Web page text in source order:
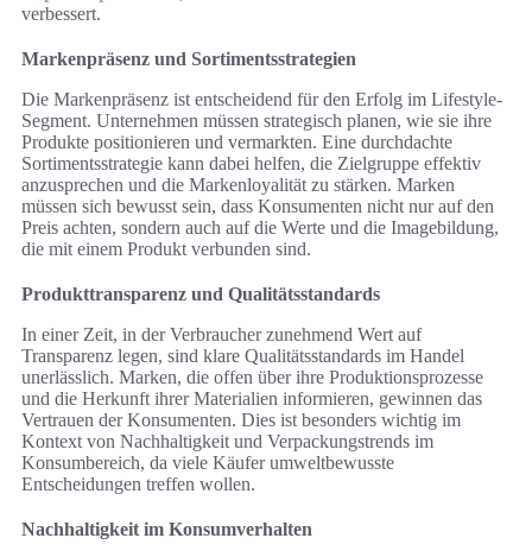
verbessert.
Markenpräsenz und Sortimentsstrategien
Die Markenpräsenz ist entscheidend für den Erfolg im Lifestyle-
Segment. Unternehmen müssen strategisch planen, wie sie ihre
Produkte positionieren und vermarkten. Eine durchdachte
Sortimentsstrategie kann dabei helfen, die Zielgruppe effektiv
anzusprechen und die Markenloyalität zu stärken. Marken
müssen sich bewusst sein, dass Konsumenten nicht nur auf den
Preis achten, sondern auch auf die Werte und die Imagebildung,
die mit einem Produkt verbunden sind.
Produkttransparenz und Qualitätsstandards
In einer Zeit, in der Verbraucher zunehmend Wert auf
Transparenz legen, sind klare Qualitätsstandards im Handel
unerlässlich. Marken, die offen über ihre Produktionsprozesse
und die Herkunft ihrer Materialien informieren, gewinnen das
Vertrauen der Konsumenten. Dies ist besonders wichtig im
Kontext von Nachhaltigkeit und Verpackungstrends im
Konsumbereich, da viele Käufer umweltbewusste
Entscheidungen treffen wollen.
Nachhaltigkeit im Konsumverhalten